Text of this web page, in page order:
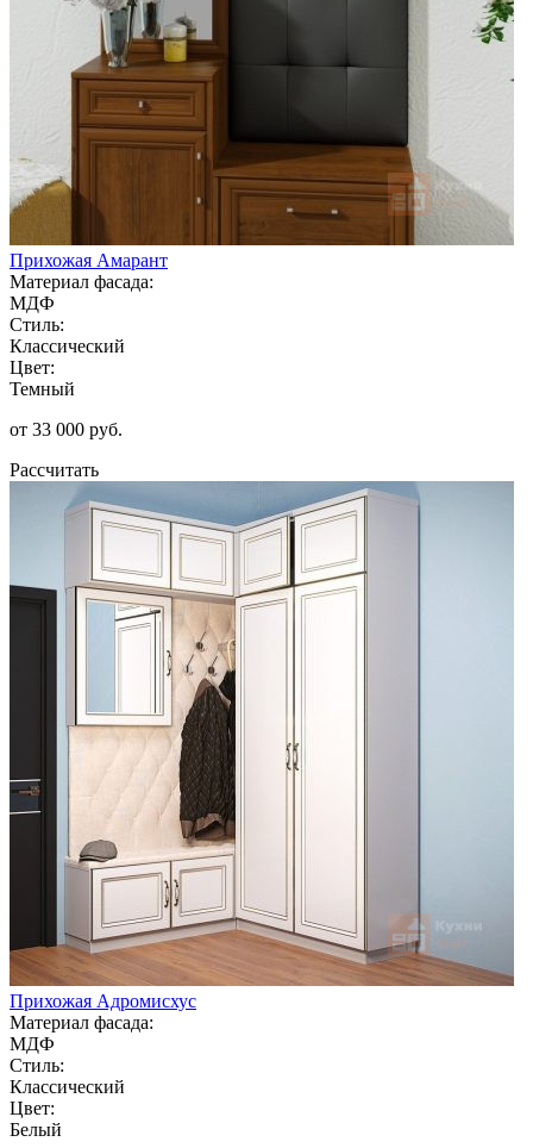
Прихожая Амарант
Материал фасада:
МДФ
Стиль:
Классический
Цвет:
Темный
от 33 000 руб.
Рассчитать
Прихожая Адромисхус
Материал фасада:
МДФ
Стиль:
Классический
Цвет:
Белый